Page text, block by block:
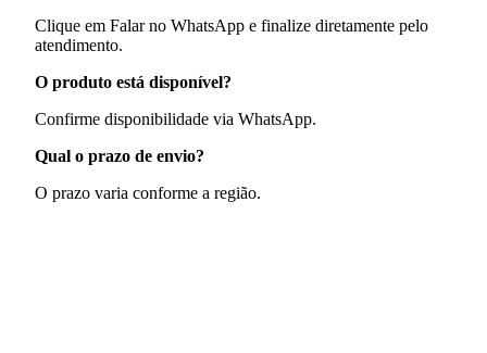
Clique em Falar no WhatsApp e finalize diretamente pelo
atendimento.
O produto está disponível?
Confirme disponibilidade via WhatsApp.
Qual o prazo de envio?
O prazo varia conforme a região.